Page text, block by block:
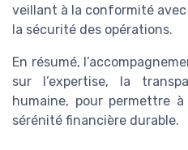
veillant à la conformité
la sécurité des opérations.
En résumé,
sur l’expertise, la
humaine, pour permettre
sérénité financière durable.